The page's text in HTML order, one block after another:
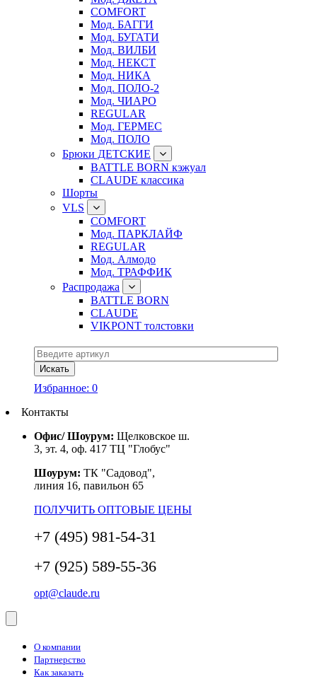
COMFORT
Мод. БАГГИ
Мод. БУГАТИ
Мод. ВИЛБИ
Мод. НЕКСТ
Мод. НИКА
Мод. ПОЛО-2
Мод. ЧИАРО
REGULAR
Мод. ГЕРМЕС
Мод. ПОЛО
Брюки ДЕТСКИЕ
BATTLE BORN кэжуал
CLAUDE классика
Шорты
VLS
COMFORT
Мод. ПАРКЛАЙФ
REGULAR
Мод. Алмодо
Мод. ТРАФФИК
Распродажа
BATTLE BORN
CLAUDE
VIKPONT толстовки
Избранное: 0
Контакты
Офис/ Шоурум: Щелковское ш.
3, эт. 4, оф. 417 ТЦ "Глобус"
Шоурум: ТК "Садовод",
линия 16, павильон 65
ПОЛУЧИТЬ ОПТОВЫЕ ЦЕНЫ
+7 (495) 981-54-31
+7 (925) 589-55-36
opt@claude.ru
О компании
Партнерство
Как заказать